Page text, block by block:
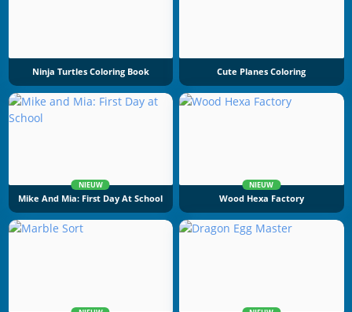
Ninja Turtles Coloring Book Cute Planes Coloring
NIEUW
Mike And Mia: First Day At School
NIEUW
Wood Hexa Factory